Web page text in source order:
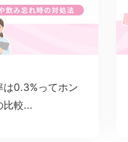
は0.3%ってホン
比較...